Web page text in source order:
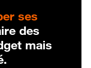
ses
des
mais